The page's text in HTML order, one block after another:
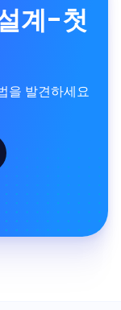
계-첫
을 발견하세요